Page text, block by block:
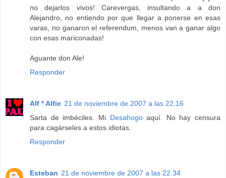
no dejarlos vivos! Carevergas, insultando a a don
Alejandro, no entiendo por que llegar a ponerse en esas
varas, no ganaron el referendum, menos van a ganar algo
con esas mariconadas!
Aguante don Ale!
Responder
Alf * Alfie 21 de noviembre de 2007 a las 22:16
Sarta de imbéciles. Mi Desahogoaquí. No hay censura
para cagárseles a estos idiotas.
Responder
Esteban 21 de noviembre de 2007 a las 22:34